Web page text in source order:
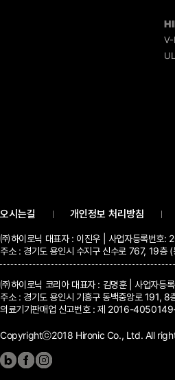
V-
오시는길 개인정보 처리방침
㈜하이로닉 대표자 : 이진우 | 사업자등록번
주소 : 경기도 용인시 수지구 신수로 767,
㈜하이로닉 코리아 대표자 : 김명훈 | 사업자
주소 : 경기도 용인시 기흥구 동백중앙로
의료기기판매업 신고번호 : 제 2016-
Copyrightⓒ2018 Hironic Co., Ltd. All